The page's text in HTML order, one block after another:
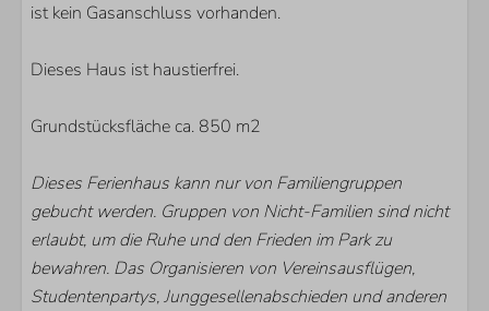
ist kein Gasanschluss vorhanden.
Dieses Haus ist haustierfrei.
Grundstücksfläche ca. 850 m2
Dieses Ferienhaus kann nur von Familiengruppen
gebucht werden. Gruppen von Nicht-Familien sind nicht
erlaubt, um die Ruhe und den Frieden im Park zu
bewahren. Das Organisieren von Vereinsausflügen,
Studentenpartys, Junggesellenabschieden und anderen